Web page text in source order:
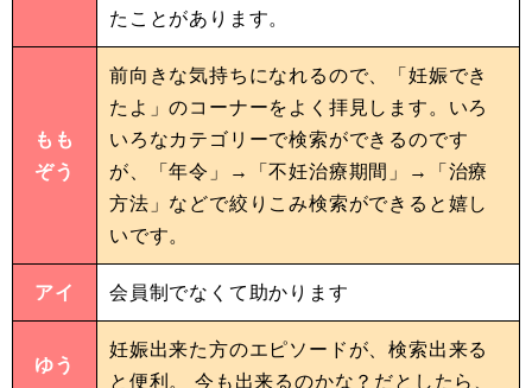
たことがあります。
もも
ぞう
前向きな気持ちになれるので、「妊娠でき
たよ」のコーナーをよく拝見します。いろ
いろなカテゴリーで検索ができるのです
が、「年令」→「不妊治療期間」→「治療
方法」などで絞りこみ検索ができると嬉し
いです。
アイ 会員制でなくて助かります
ゆう
妊娠出来た方のエピソードが、検索出来る
と便利。 今も出来るのかな？だとしたら、